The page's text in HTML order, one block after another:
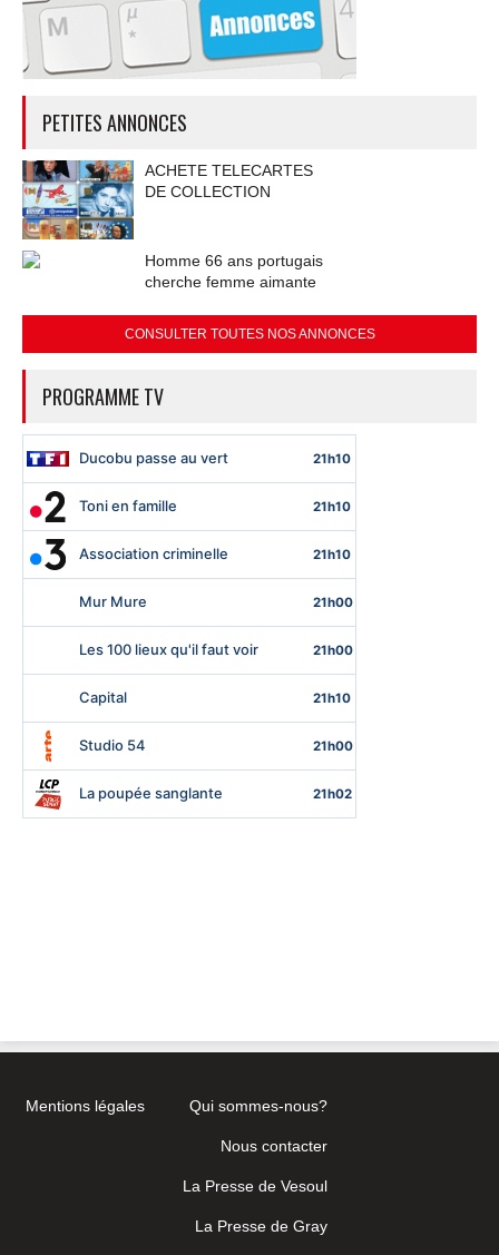
PETITES ANNONCES
ACHETE TELECARTES
DE COLLECTION
Homme 66 ans portugais
cherche femme aimante
CONSULTER TOUTES NOS ANNONCES
PROGRAMME TV
Mentions légales Qui sommes-nous?
Nous contacter
La Presse de Vesoul
La Presse de Gray